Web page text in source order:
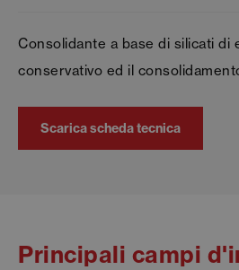
Consolidante a base di silicati di
conservativo ed il
Scarica scheda tecnica
Principali campi